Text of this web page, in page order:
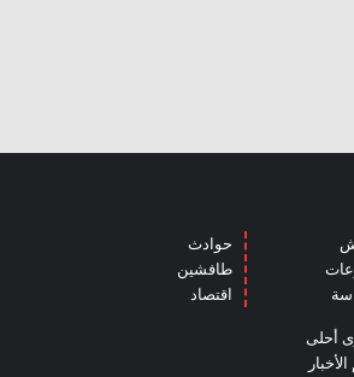
حوادث
طافشين
اقتصاد
أحلى